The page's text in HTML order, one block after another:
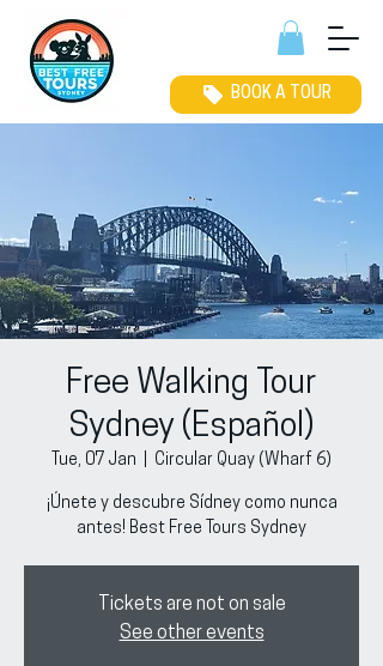
BOOK A TOUR
Free Walking Tour
Sydney (Español)
Tue, 07 Jan Circular Quay (Wharf 6)
¡Únete y descubre Sídney como nunca
antes! Best Free Tours Sydney
Tickets are not on sale
See other events